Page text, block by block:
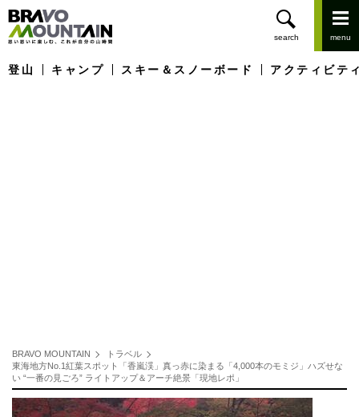
登山 キャンプ スキー＆スノーボード アクティビテ
BRAVO MOUNTAIN
トラベル
東海地方No.1紅葉スポット「香嵐渓」真っ赤に染まる「4,000本のモミジ」ハズせな
い “一番の見ごろ” ライトアップ＆アーチ絶景「現地レポ」